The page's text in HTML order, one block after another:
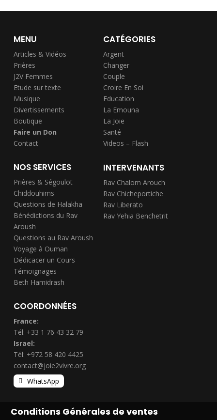
MENU
Articles & Vidéos
Prières
J2V Femmes
Etude sur texte
Musique
Divertissements
Boutique
Faire un Don
Contact
CATÉGORIES
Argent
Changer
Couple
Croire En Soi
Education
La Emouna
La Joie
Santé
Videos – Flash
NOS SERVICES
Prières & Ségoulot
Chiddouhims
Questions de Halakha
Bénédictions du Rav
Aroush
Questions au Rav Aroush
Voyage à Ouman
Dédicacer un Cours
Témoignages
Beth Hamidrash
INTERVENANTS
Rav Chalom Arouch
Rav Chicheportiche
Rav Liberato
Rav Yehia Benchetrit
COORDONNÉES
France:
Tél: +33 1 76 43 32 79
Israel:
Tél: +972 58 420 4425
contact@joie2vivre.org
WhatsApp
Conditions Générales de ventes